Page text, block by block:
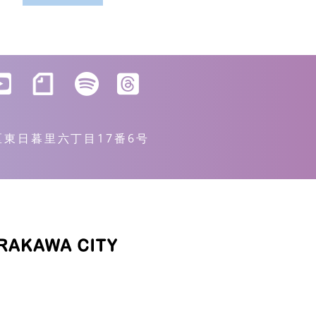
日暮里六丁目17番6号